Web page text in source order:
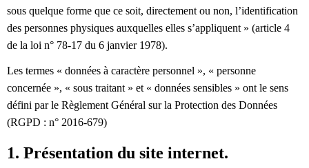
sous quelque forme que ce soit, directement ou non, l’identification
des personnes physiques auxquelles elles s’appliquent » (article 4
de la loi n° 78-17 du 6 janvier 1978).
Les termes « données à caractère personnel », « personne
concernée », « sous traitant » et « données sensibles » ont le sens
défini par le Règlement Général sur la Protection des Données
(RGPD : n° 2016-679)
1. Présentation du site internet.